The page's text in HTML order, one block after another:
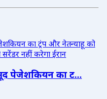
पेजेशकियन का ट...